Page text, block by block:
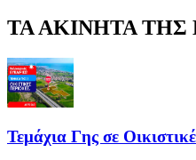
ΤΑ ΑΚΙΝΗΤΑ
Τεμάχια Γης σε